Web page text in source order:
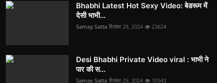
Bhabhi Latest Hot Sexy Video: बेडरूम में
देसी भाभी...
Samay Satta दिसंबर 29, 2024 23624
Desi Bhabhi Private Video viral : भाभी ने
पार की स...
Samay Satta दिसंबर 29, 2024 10543